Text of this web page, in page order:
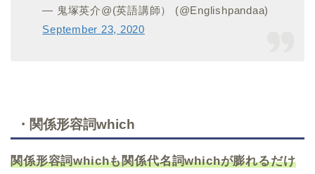
— 鬼塚英介@(英語講師） (@Englishpandaa)
September 23, 2020
・関係形容詞which
関係形容詞whichも関係代名詞whichが膨れるだけ